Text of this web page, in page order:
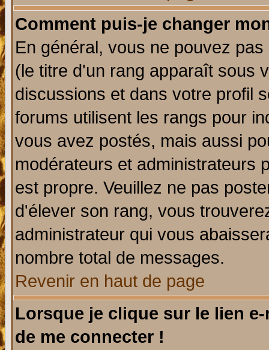
Comment puis-je changer
En général, vous ne pouvez
(le titre d'un rang apparaît sous
discussions et dans votre profil
forums utilisent les rangs pour
vous avez postés, mais aussi
modérateurs et administrateurs
est propre. Veuillez ne pas
d'élever son rang, vous
administrateur qui vous
nombre total de messages.
Revenir en haut de page
Lorsque je clique sur le lien
de me connecter !